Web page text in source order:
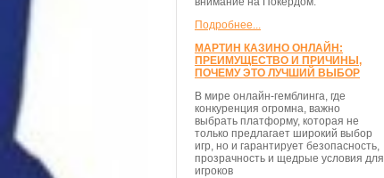
Подробнее...
МАРТИН КАЗИНО ОНЛАЙН:
ПРЕИМУЩЕСТВО И ПРИЧИНЫ,
ПОЧЕМУ ЭТО ЛУЧШИЙ ВЫБОР
В мире онлайн-гемблинга, где
конкуренция огромна, важно
выбрать платформу, которая не
только предлагает широкий выбор
игр, но и гарантирует безопасность,
прозрачность и щедрые условия для
игроков